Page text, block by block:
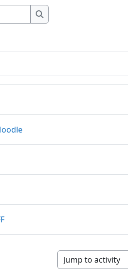
Hľadať vo fórach
Hľadať vo fórach
Jump to activity